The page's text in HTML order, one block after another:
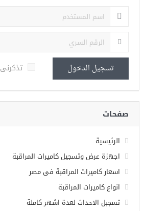
تسجيل الدخول تذكرنى
صفحات
الرئيسية
اجهزة عرض وتسجيل كاميرات المراقبة
اسعار كاميرات المراقبة فى مصر
انواع كاميرات المراقبة
تسجبل الاحداث لعدة اشهر كاملة